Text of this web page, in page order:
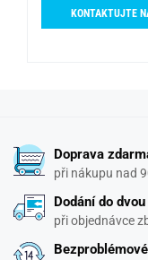
KONTAKTUJTE
Doprava
při nákupu nad
Dodání do
při objednávce